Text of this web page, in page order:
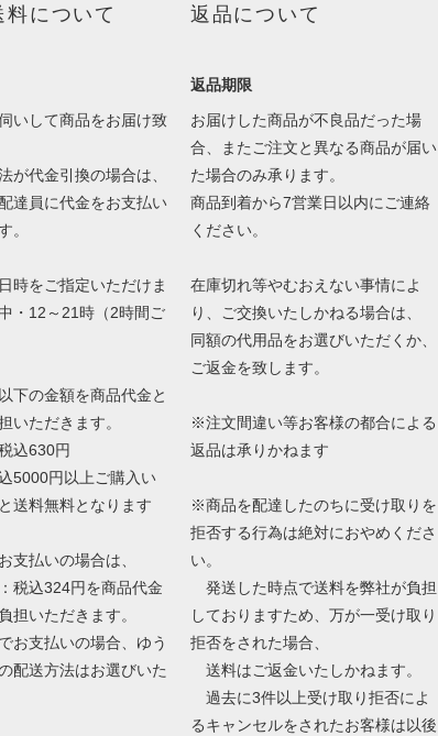
料について
いして商品をお届け致
が代金引換の場合は、
達員に代金をお支払い
。
時をご指定いただけま
・12～21時（2時間ご
下の金額を商品代金と
いただきます。
込630円
5000円以上ご購入い
送料無料となります
支払いの場合は、
税込324円を商品代金
担いただきます。
お支払いの場合、ゆう
配送方法はお選びいた
返品について
返品期限
お届けした商品が不良品だった場
合、またご注文と異なる商品が届い
た場合のみ承ります。
商品到着から7営業日以内にご連絡
ください。
在庫切れ等やむおえない事情によ
り、ご交換いたしかねる場合は、
同額の代用品をお選びいただくか、
ご返金を致します。
※注文間違い等お客様の都合による
返品は承りかねます
※商品を配達したのちに受け取りを
拒否する行為は絶対におやめくださ
い。
発送した時点で送料を弊社が負担
しておりますため、万が一受け取り
拒否をされた場合、
送料はご返金いたしかねます。
過去に3件以上受け取り拒否によ
るキャンセルをされたお客様は以後